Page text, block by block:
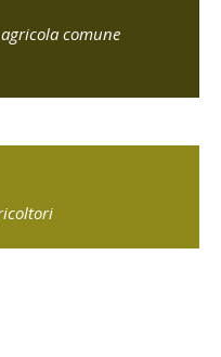
comune